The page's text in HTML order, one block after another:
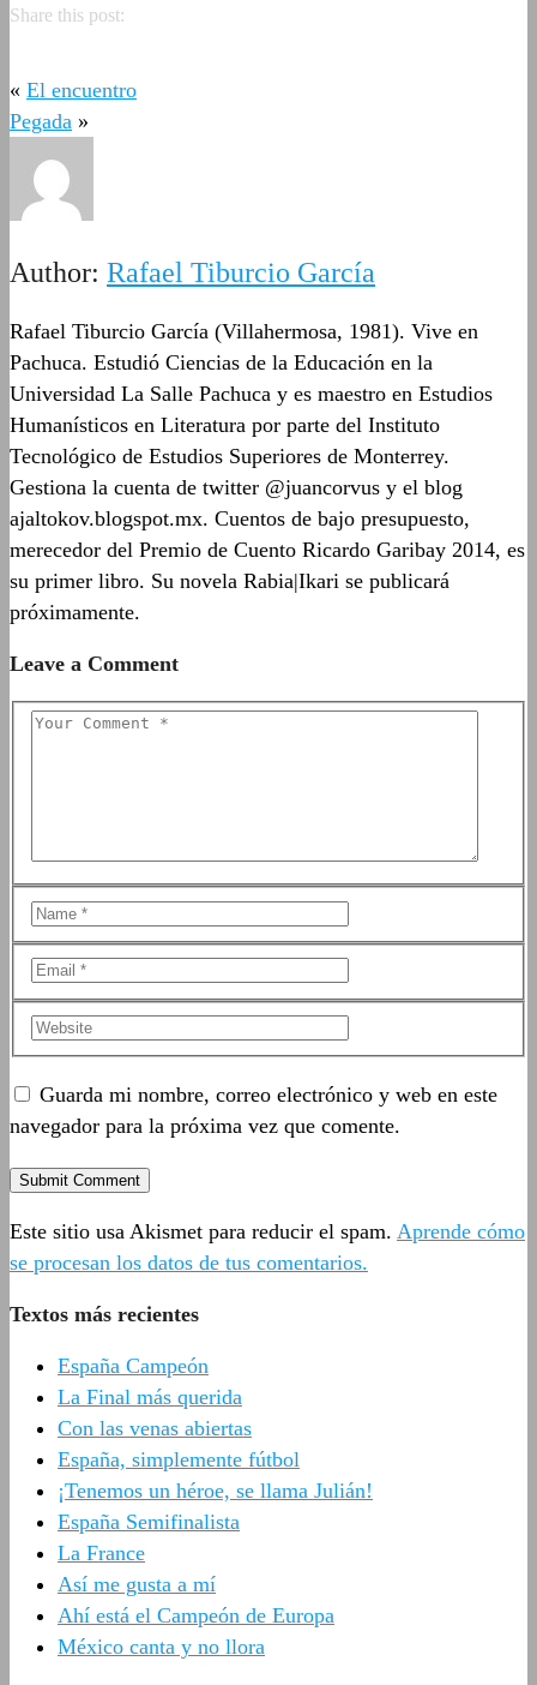
Share this post:
« El encuentro
Pegada »
Author: Rafael Tiburcio García
Rafael Tiburcio García (Villahermosa, 1981). Vive en
Pachuca. Estudió Ciencias de la Educación en la
Universidad La Salle Pachuca y es maestro en Estudios
Humanísticos en Literatura por parte del Instituto
Tecnológico de Estudios Superiores de Monterrey.
Gestiona la cuenta de twitter @juancorvus y el blog
ajaltokov.blogspot.mx. Cuentos de bajo presupuesto,
merecedor del Premio de Cuento Ricardo Garibay 2014, es
su primer libro. Su novela Rabia|Ikari se publicará
próximamente.
Leave a Comment
Guarda mi nombre, correo electrónico y web en este
navegador para la próxima vez que comente.
Este sitio usa Akismet para reducir el spam. Aprende cómo
se procesan los datos de tus comentarios.
Textos más recientes
España Campeón
La Final más querida
Con las venas abiertas
España, simplemente fútbol
¡Tenemos un héroe, se llama Julián!
España Semifinalista
La France
Así me gusta a mí
Ahí está el Campeón de Europa
México canta y no llora